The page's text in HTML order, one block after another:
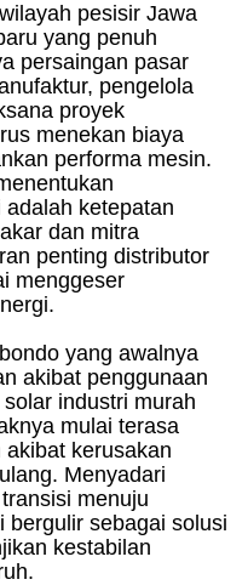
pesisir Jawa
yang penuh
persaingan pasar
pengelola
proyek
menekan biaya
performa mesin.
ketepatan
dan mitra
penting distributor
menggeser
yang awalnya
akibat penggunaan
industri murah
mulai terasa
kerusakan
Menyadari
menuju
bergulir sebagai solusi
kestabilan